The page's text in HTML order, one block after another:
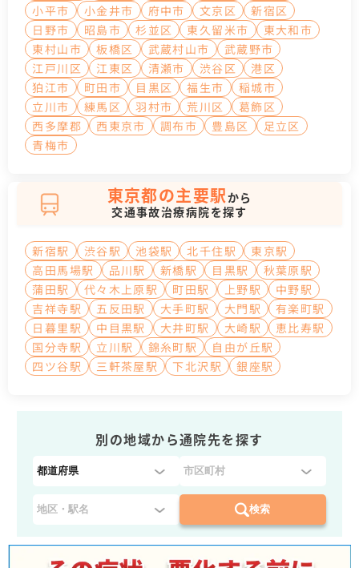
小平市
小金井市 府中市 文京区
新宿区
日野市
昭島市 杉並区 東久留米市
東大和市
東村山市
板橋区 武蔵村山市
武蔵野市
江戸川区
江東区 清瀬市 渋谷区
港区
狛江市
町田市 目黒区 福生市
稲城市
立川市
練馬区 羽村市 荒川区
葛飾区
西多摩郡
西東京市 調布市 豊島区
足立区
青梅市
東京都の主要駅から
交通事故治療病院を探す
新宿駅 渋谷駅 池袋駅 北千住駅
東京駅
高田馬場駅
品川駅 新橋駅 目黒駅
秋葉原駅
蒲田駅
代々木上原駅 町田駅 上野駅
中野駅
吉祥寺駅
五反田駅 大手町駅 大門駅
有楽町駅
日暮里駅
中目黒駅 大井町駅 大崎駅
恵比寿駅
国分寺駅
立川駅 錦糸町駅
自由が丘駅
四ツ谷駅
三軒茶屋駅 下北沢駅 銀座駅
別の地域から通院先を探す
都
県
を
検索